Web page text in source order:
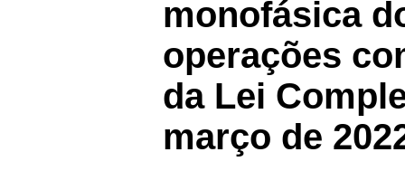
monofásica
operações
da Lei
março de